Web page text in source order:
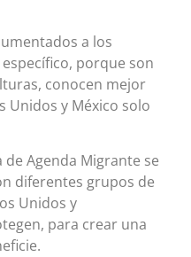
a los
porque son
conocen mejor
Unidos y México solo
Agenda Migrante se
diferentes grupos de
Unidos y
para crear una